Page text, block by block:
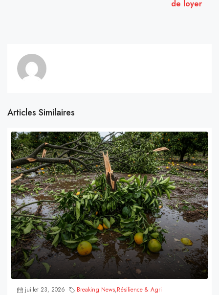
de loyer
Articles Similaires
juillet 23, 2026 Breaking News,Résilience & Agri